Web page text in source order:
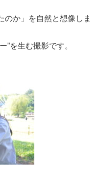
のか」を自然と想像しま
”を生む撮影です。